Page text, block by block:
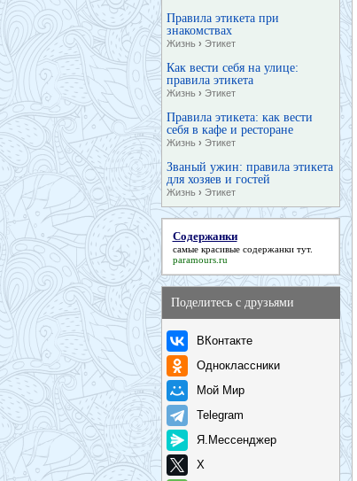
Правила этикета при
знакомствах
Жизнь › Этикет
Как вести себя на улице:
правила этикета
Жизнь › Этикет
Правила этикета: как вести
себя в кафе и ресторане
Жизнь › Этикет
Званый ужин: правила этикета
для хозяев и гостей
Жизнь › Этикет
Содержанки
самые красивые содержанкитут.
paramours.ru
Поделитесь с друзьями
ВКонтакте
Одноклассники
Мой Мир
Telegram
Я.Мессенджер
X